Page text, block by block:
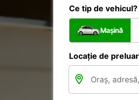
Ce tip de vehicul?
Mașină
Locație de